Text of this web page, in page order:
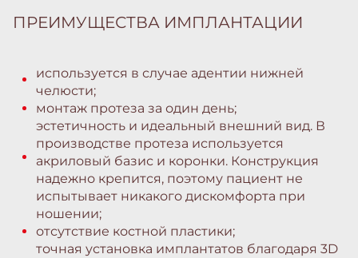
ПРЕИМУЩЕСТВА ИМПЛАНТАЦИИ
используется в случае адентии нижней
челюсти;
монтаж протеза за один день;
эстетичность и идеальный внешний вид. В
производстве протеза используется
акриловый базис и коронки. Конструкция
надежно крепится, поэтому пациент не
испытывает никакого дискомфорта при
ношении;
отсутствие костной пластики;
точная установка имплантатов благодаря 3D